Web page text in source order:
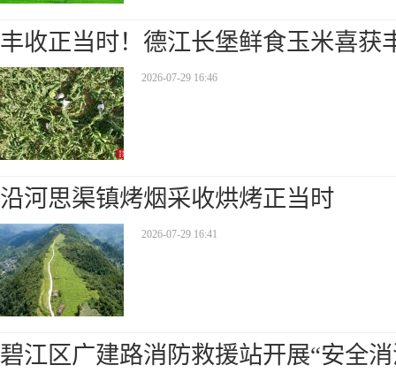
丰收正当时！德江长堡鲜食玉米喜获
2026-07-29 16:46
沿河思渠镇烤烟采收烘烤正当时
2026-07-29 16:41
碧江区广建路消防救援站开展“安全